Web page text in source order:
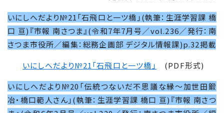
いにしへだより№21「石飛口と一ツ橋」(執筆：生涯学習課 橋
口 亘)『市報 南さつま』(令和7年7月号／vol.236／発行：南
さつま市役所／編集：総務企画部 デジタル情報課)p.32掲載
いにしへだより№21「石飛口と一ツ橋」
(PDF形式)
いにしへだより№20「伝統つないだ不思議な縁～加世田鍛
冶・橋口範人さん」(執筆：生涯学習課 橋口 亘)『市報 南さつ